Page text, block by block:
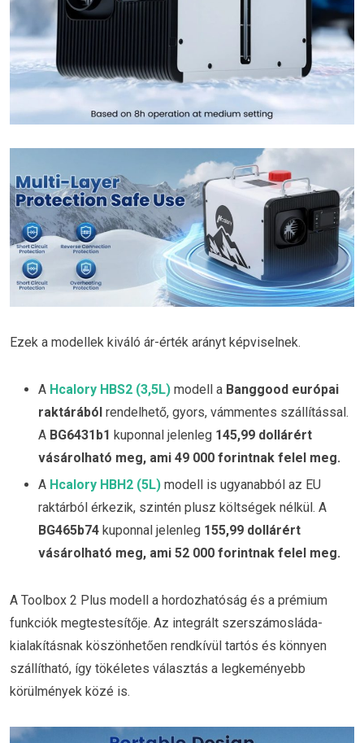
Ezek a modellek kiváló ár-érték arányt képviselnek.
A Hcalory HBS2 (3,5L) modell a Banggood európai
raktárából rendelhető, gyors, vámmentes szállítással.
A BG6431b1 kuponnal jelenleg 145,99 dollárért
vásárolható meg, ami 49 000 forintnak felel meg.
A Hcalory HBH2 (5L) modell is ugyanabból az EU
raktárból érkezik, szintén plusz költségek nélkül. A
BG465b74 kuponnal jelenleg 155,99 dollárért
vásárolható meg, ami 52 000 forintnak felel meg.
A Toolbox 2 Plus modell a hordozhatóság és a prémium
funkciók megtestesítője. Az integrált szerszámosláda-
kialakításnak köszönhetően rendkívül tartós és könnyen
szállítható, így tökéletes választás a legkeményebb
körülmények közé is.